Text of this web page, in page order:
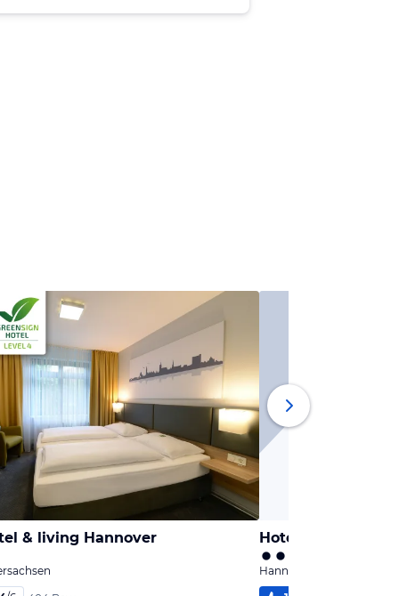
& living Hannover Hotel
Hannover, Niedersachsen